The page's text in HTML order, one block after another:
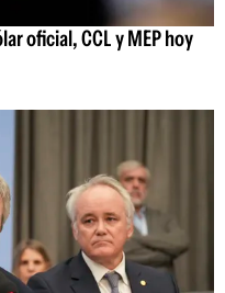
oficial, CCL y MEP hoy